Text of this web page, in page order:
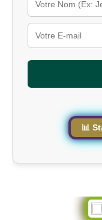
u
r
l
e
📊